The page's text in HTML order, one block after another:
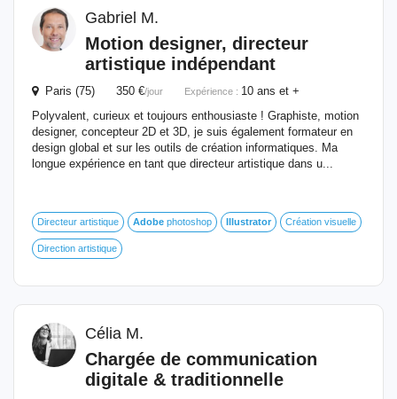
Gabriel M.
Motion designer, directeur
artistique indépendant
Paris (75) 350 €/jour Expérience : 10 ans et +
Polyvalent, curieux et toujours enthousiaste ! Graphiste, motion
designer, concepteur 2D et 3D, je suis également formateur en
design global et sur les outils de création informatiques. Ma
longue expérience en tant que directeur artistique dans u...
Directeur artistique Adobe photoshop Illustrator Création visuelle
Direction artistique
Célia M.
Chargée de communication
digitale & traditionnelle